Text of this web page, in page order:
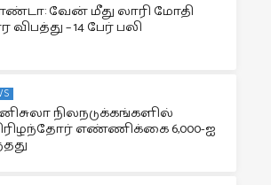
வேன் மீது லாரி மோதி
விபத்து – 14 பேர் பலி
நிலநடுக்கங்களில்
எண்ணிக்கை 6,000-ஐ